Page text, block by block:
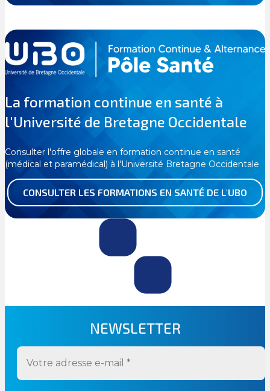
La formation continue en santé à
l'Université de Bretagne Occidentale
Consulter l'offre globale en formation continue en santé
(médical et paramédical) à l'Université Bretagne Occidentale
CONSULTER LES FORMATIONS EN SANTÉ DE L'UBO
NEWSLETTER